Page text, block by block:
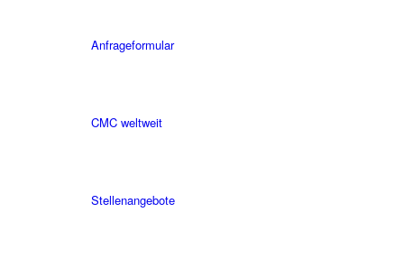
Anfrageformular
CMC weltweit
Stellenangebote